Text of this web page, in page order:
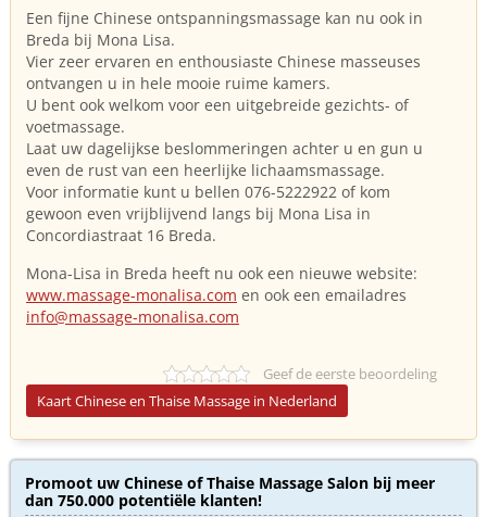
Een fijne Chinese ontspanningsmassage kan nu ook in
Breda bij Mona Lisa.
Vier zeer ervaren en enthousiaste Chinese masseuses
ontvangen u in hele mooie ruime kamers.
U bent ook welkom voor een uitgebreide gezichts- of
voetmassage.
Laat uw dagelijkse beslommeringen achter u en gun u
even de rust van een heerlijke lichaamsmassage.
Voor informatie kunt u bellen 076-5222922 of kom
gewoon even vrijblijvend langs bij Mona Lisa in
Concordiastraat 16 Breda.
Mona-Lisa in Breda heeft nu ook een nieuwe website:
www.massage-monalisa.com en ook een emailadres
info@massage-monalisa.com
Geef de eerste beoordeling
Kaart Chinese en Thaise Massage in Nederland
Promoot uw Chinese of Thaise Massage Salon bij meer
dan 750.000 potentiële klanten!